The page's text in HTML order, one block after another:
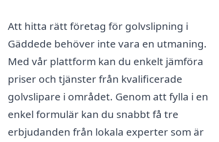
Att hitta rätt företag för golvslipning i
Gäddede behöver inte vara en utmaning.
Med vår plattform kan du enkelt jämföra
priser och tjänster från kvalificerade
golvslipare i området. Genom att fylla i en
enkel formulär kan du snabbt få tre
erbjudanden från lokala experter som är